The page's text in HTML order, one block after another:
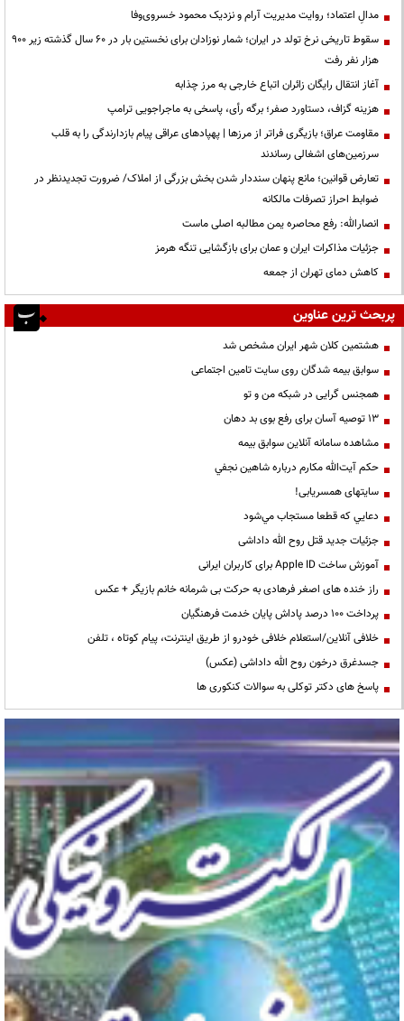
مدالِ اعتماد؛ روایت مدیریت آرام و نزدیک محمود خسروی‌وفا
سقوط تاریخی نرخ تولد در ایران؛ شمار نوزادان برای نخستین بار در ۶۰ سال گذشته زیر ۹۰۰
هزار نفر رفت
آغاز انتقال رایگان زائران اتباع خارجی به مرز چذابه
هزینه گزاف، دستاورد صفر؛ برگه رأی، پاسخی به ماجراجویی ترامپ
مقاومت عراق؛ بازیگری فراتر از مرزها | پهپادهای عراقی پیام بازدارندگی را به قلب
سرزمین‌های اشغالی رساندند
تعارض قوانین؛ مانع پنهان سنددار شدن بخش بزرگی از املاک/ ضرورت تجدیدنظر در
ضوابط احراز تصرفات مالکانه
انصارالله: رفع محاصره یمن مطالبه اصلی ماست
جزئیات مذاکرات ایران و عمان برای بازگشایی تنگه هرمز
کاهش دمای تهران از جمعه
پربحث ترین عناوین
هشتمین کلان شهر ایران مشخص شد
سوابق بیمه شدگان روی سایت تامین اجتماعی
همجنس گرایی در شبکه من و تو
13 توصیه آسان برای رفع بوی بد دهان
مشاهده سامانه آنلاين سوابق بیمه
حكم آيت‌الله مكارم درباره شاهين نجفي
سایتهای همسریابی!
دعايي كه قطعا مستجاب مي‌شود
جزئیات جدید قتل روح الله داداشی
آموزش ساخت Apple ID برای کاربران ایرانی
راز خنده های اصغر فرهادی به حرکت بی شرمانه خانم بازیگر + عکس
پرداخت ۱۰۰ درصد پاداش پایان خدمت فرهنگیان
خلافی آنلاین/استعلام خلافی خودرو از طریق اینترنت، پیام کوتاه ، تلفن
جسدغرق درخون روح الله داداشی (عکس)
پاسخ های دکتر توکلی به سوالات کنکوری ها